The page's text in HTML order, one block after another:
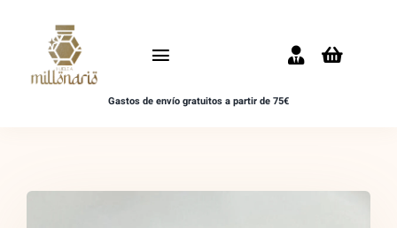
contenido
Toggle
Navigation
Gastos de envío gratuitos a partir de 75€